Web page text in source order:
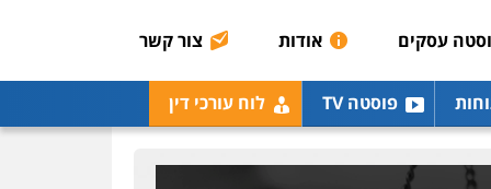
עסקים אודות צור קשר
פוסטה TV לוח עורכי דין
מחיקת כתבות מגוגל
ודחיקת אזכורים שליליים
דין
0522508109
אחסון אתרים